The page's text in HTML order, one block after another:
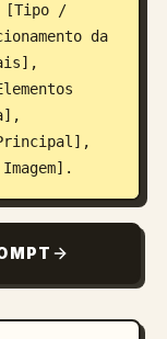
/
da
Principal],